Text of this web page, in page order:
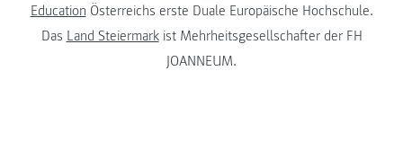
Education Österreichs erste Duale Europäische Hochschule.
Das Land Steiermarkist Mehrheitsgesellschafter der FH
JOANNEUM.